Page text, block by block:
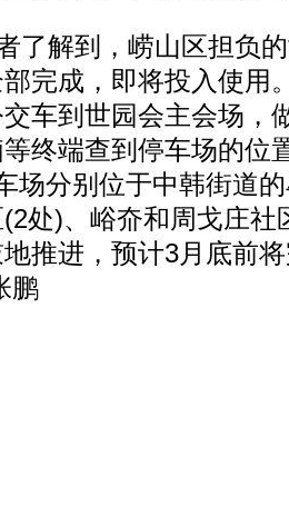
解到，崂山区担负的
完成，即将投入使用
车到世园会主会场，
终端查到停车场的位
场分别位于中韩街道
处)、峪夼和周戈庄社
推进，预计3月底前
鹏